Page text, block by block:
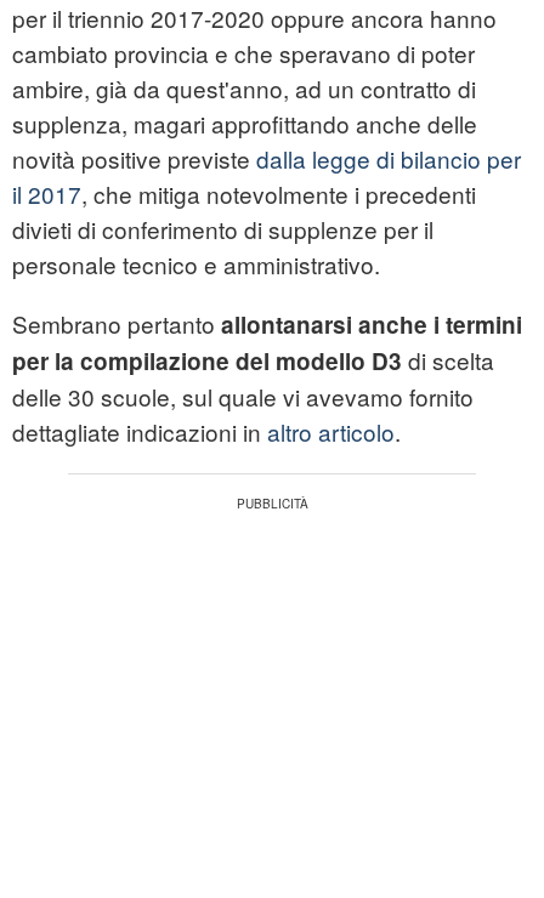
per il triennio 2017-2020 oppure ancora hanno
cambiato provincia e che speravano di poter
ambire, già da quest'anno, ad un contratto di
supplenza, magari approfittando anche delle
novità positive previste dalla legge di bilancio per
il 2017, che mitiga notevolmente i precedenti
divieti di conferimento di supplenze per il
personale tecnico e amministrativo.
Sembrano pertanto allontanarsi anche i termini
per la compilazione del modello D3 di scelta
delle 30 scuole, sul quale vi avevamo fornito
dettagliate indicazioni in altro articolo.